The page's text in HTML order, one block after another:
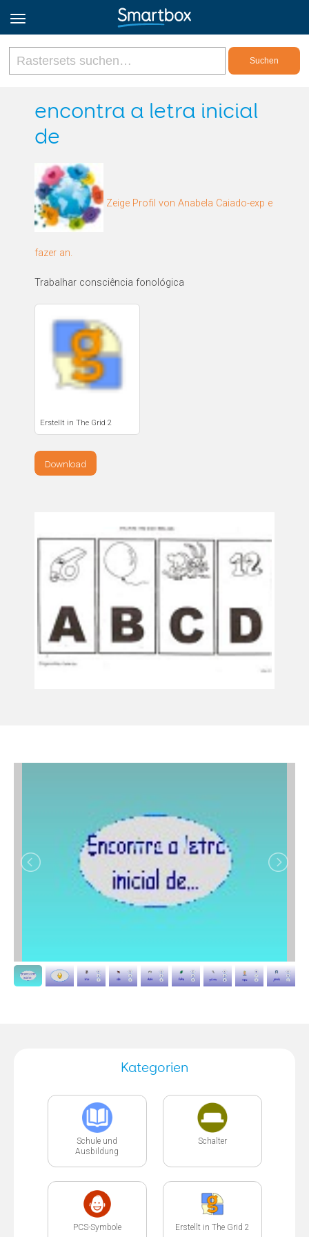
Online Grids
encontra a letra inicial
de
Zeige Profil von Anabela Caiado-exp e
fazer an.
Trabalhar consciência fonológica
Erstellt in The Grid 2
Download
Kategorien
Schule und
Ausbildung
Schalter
PCS-Symbole Erstellt in The Grid 2